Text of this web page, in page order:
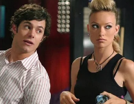
Doni Song Lyrics - දෝණි ගීතයේ පද
පෙළ
Benthara Palame Song Lyrics -